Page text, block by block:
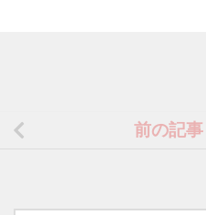
前の記事